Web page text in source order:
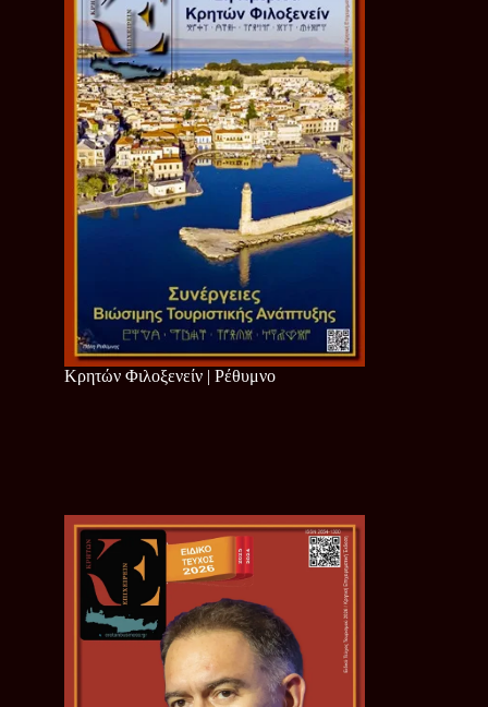
Κρητών Φιλοξενείν | Ρέθυμνο